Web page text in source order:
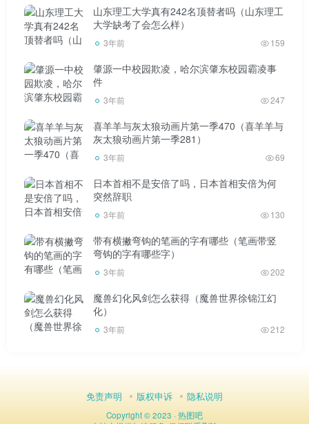
认真看两三遍，以后就不会有类似问题了。
另一方面，如果每次都是制片方或相关方谴责甚至报
案，但每次都不了了之，那么长此以往会发生什么就不言而
喻了:就像现在一样——小偷不以为耻，旁观者不以为耻。
虽然我们总说“法律面前人人平等”。但在现实中，根据
同样的法律，不同人的审判结果并不总能保证平等。
孩子出生的那一刻起，裹在孩子身上的布的价格就不一样
了，人与人之间不再是平等的。
所谓警钟，不是为了吓唬老百姓，而是为了炫耀法律的
威信，而是为了警示大家，坏人不能超越法律。
我看到过一些评论，说网络大盗活该，就因为某个平台
每天播放一集，需要提前打VIP。
别忘了有钱人有奸商，但也有一辈子，甚至几代人努力
山东理工大学真有242名顶替者吗（山东理工
大学缺考了会怎么样）
3年前 159
肇源一中校园欺凌，哈尔滨肇东校园霸凌事
件
3年前 247
喜羊羊与灰太狼动画片第一季470（喜羊羊与
灰太狼动画片第一季281）
3年前 69
日本首相不是安倍了吗，日本首相安倍为何
突然辞职
3年前 130
带有横撇弯钩的笔画的字有哪些（笔画带竖
弯钩的字有哪些字）
3年前 202
魔兽幻化风剑怎么获得（魔兽世界徐锦江幻
化）
3年前 212
免责声明 版权申诉 隐私说明
Copyright © 2023 ·热图吧